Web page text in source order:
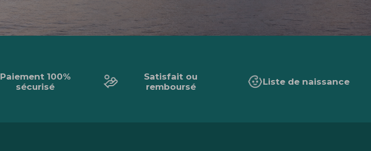
Paiement 100%
sécurisé
Satisfait ou
remboursé
Liste de naissance